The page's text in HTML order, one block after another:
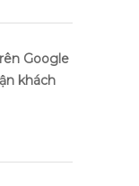
Google
khách